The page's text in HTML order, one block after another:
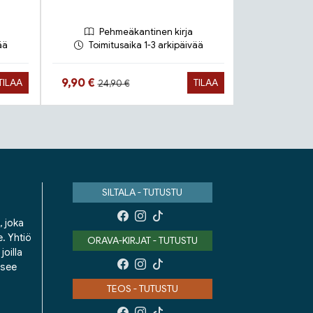
Pehmeäkantinen kirja
Toimitusaika 1-3 arkipäivää
Hinta nyt
9,90 €Hinta aiemmin
24,90 € TILAA
joka
Yhtiö
SILTALA - TUTUSTU
ORAVA-KIRJAT - TUTUSTU
TEOS - TUTUSTU